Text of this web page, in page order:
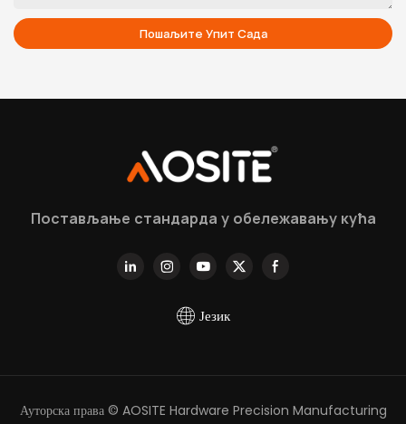
Пошаљите Упит Сада
Постављање стандарда у обележавању кућа
Језик
Ауторска права © AOSITE Hardware Precision Manufacturing